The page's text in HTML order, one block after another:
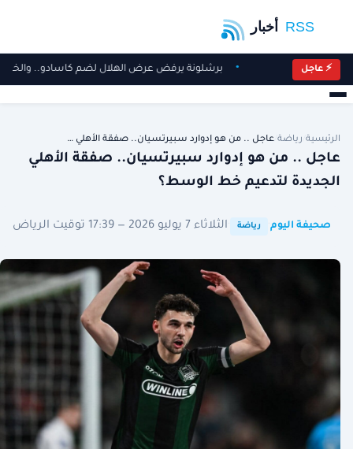
⚡ عاجل برشلونة يرفض عرض الهلال لضم كاسادو..
الرئيسية رياضة عاجل .. من هو إدوارد سبيرتسيان.. صفقة الأهلي …
عاجل .. من هو إدوارد سبيرتسيان.. صفقة الأهلي
الجديدة لتدعيم خط الوسط؟
صحيفة اليوم رياضة الثلاثاء 7 يوليو 2026 — 17:39 توقيت الرياض